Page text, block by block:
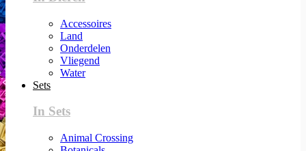
Accessoires
Land
Onderdelen
Vliegend
Water
Sets
In Sets
Animal Crossing